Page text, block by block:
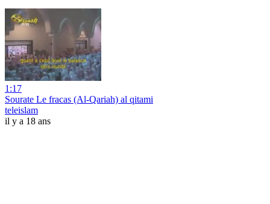
1:17
Sourate Le fracas (Al-Qariah) al qitami
teleislam
il y a 18 ans